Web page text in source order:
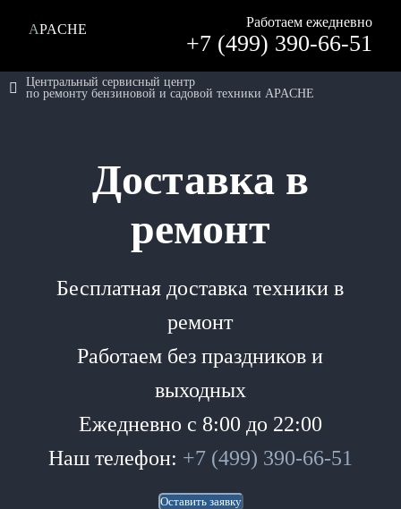
APACHE Работаем ежедневно
+7 (499) 390-66-51
Центральный сервисный центр
по ремонту бензиновой и садовой техники APACHE
Доставка в
ремонт
Бесплатная доставка техники в
ремонт
Работаем без праздников и
выходных
Ежедневно с 8:00 до 22:00
Наш телефон: +7 (499) 390-66-51
Оставить заявку